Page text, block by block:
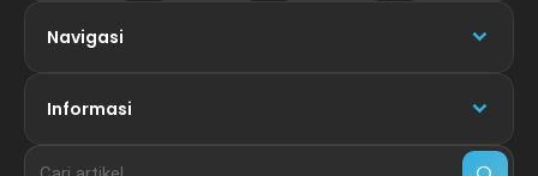
Navigasi
Informasi